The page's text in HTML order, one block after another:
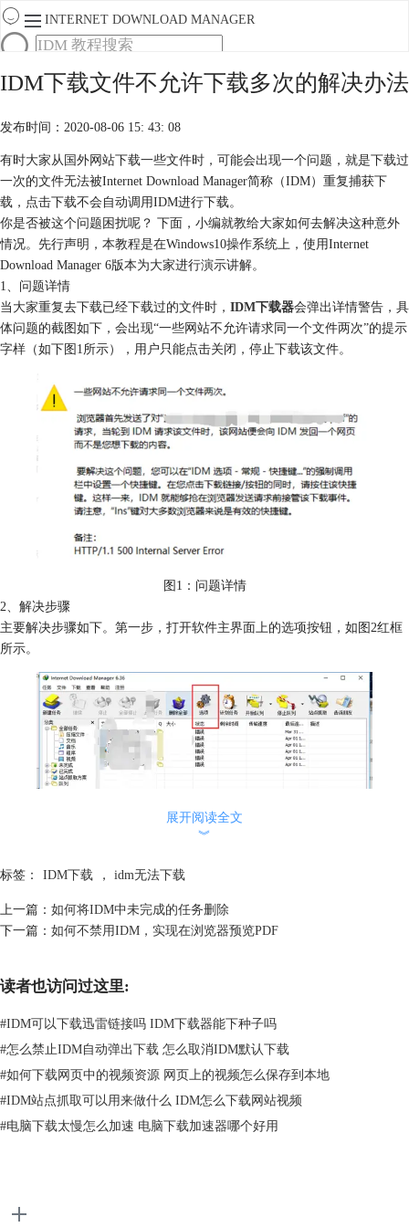
INTERNET DOWNLOAD MANAGER
首页
产品
服务
购买
IDM下载文件不允许下载多次的解决办法
发布时间：2020-08-06 15: 43: 08
有时大家从国外网站下载一些文件时，可能会出现一个问题，就是下载过
一次的文件无法被Internet Download Manager简称（IDM）重复捕获下
载，点击下载不会自动调用IDM进行下载。
你是否被这个问题困扰呢？ 下面，小编就教给大家如何去解决这种意外
情况。先行声明，本教程是在Windows10操作系统上，使用Internet
Download Manager 6版本为大家进行演示讲解。
1、问题详情
当大家重复去下载已经下载过的文件时， IDM下载器会弹出详情警告，具
体问题的截图如下，会出现“一些网站不允许请求同一个文件两次”的提示
字样（如下图1所示），用户只能点击关闭，停止下载该文件。
图1：问题详情
2、解决步骤
主要解决步骤如下。第一步，打开软件主界面上的选项按钮，如图2红框
所示。
图2：进入选项页面
第二步，点击如图3选项界面中的“快捷键”设置按钮，进入快捷键设置，
展开阅读全文
︾
标签： IDM下载 ， idm无法下载
上一篇： 如何将IDM中未完成的任务删除
下一篇： 如何不禁用IDM，实现在浏览器预览PDF
读者也访问过这里:
#IDM可以下载迅雷链接吗 IDM下载器能下种子吗
#怎么禁止IDM自动弹出下载 怎么取消IDM默认下载
#如何下载网页中的视频资源 网页上的视频怎么保存到本地
#IDM站点抓取可以用来做什么 IDM怎么下载网站视频
#电脑下载太慢怎么加速 电脑下载加速器哪个好用